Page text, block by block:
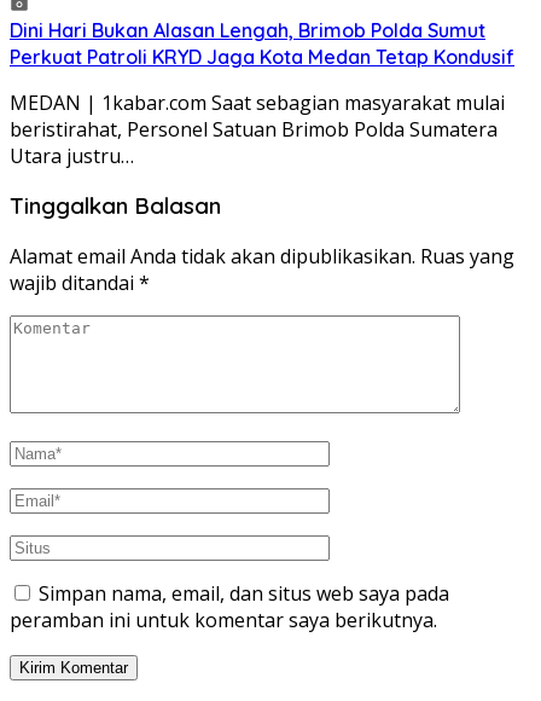
Dini Hari Bukan Alasan Lengah, Brimob Polda Sumut
Perkuat Patroli KRYD Jaga Kota Medan Tetap Kondusif
MEDAN | 1kabar.com Saat sebagian masyarakat mulai
beristirahat, Personel Satuan Brimob Polda Sumatera
Utara justru…
Tinggalkan Balasan
Alamat email Anda tidak akan dipublikasikan. Ruas yang
wajib ditandai *
Simpan nama, email, dan situs web saya pada
peramban ini untuk komentar saya berikutnya.